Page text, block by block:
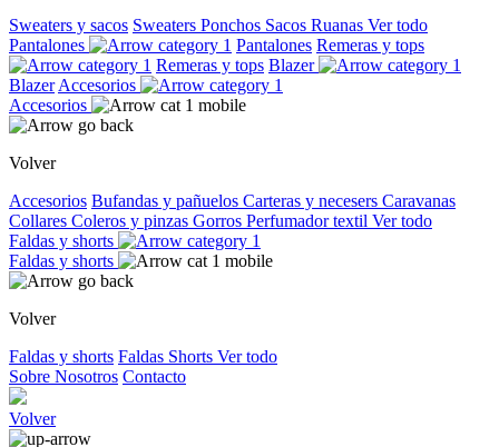
Sweaters y sacos Sweaters Ponchos Sacos Ruanas Ver todo
Pantalones
Pantalones Remeras y tops
Remeras y tops Blazer
Blazer Accesorios
Accesorios
Volver
Accesorios Bufandas y pañuelos Carteras y necesers Caravanas
Collares Coleros y pinzas Gorros Perfumador textil Ver todo
Faldas y shorts
Faldas y shorts
Volver
Faldas y shorts Faldas Shorts Ver todo
Sobre Nosotros Contacto
Volver